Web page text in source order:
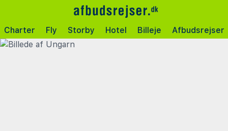
Charter Fly Storby Hotel Billeje Afbudsrejser